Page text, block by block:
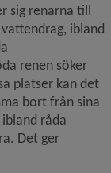
sig renarna till
ibland
renen söker
platser kan det
bort från sina
råda
Det ger